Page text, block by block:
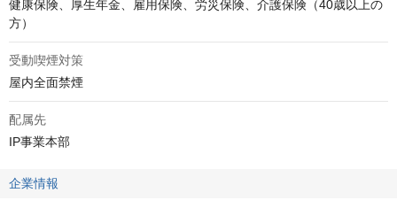
健康保険、厚生年金、雇用保険、労災保険、介護保険（40歳以上の
方）
受動喫煙対策
屋内全面禁煙
配属先
IP事業本部
企業情報